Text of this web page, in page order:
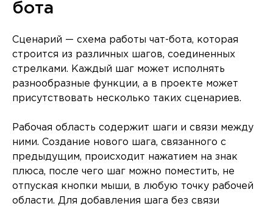
бота
Сценарий — схема работы чат-бота, которая
строится из различных шагов, соединенных
стрелками. Каждый шаг может исполнять
разнообразные функции, а в проекте может
присутствовать несколько таких сценариев.
Рабочая область содержит шаги и связи между
ними. Создание нового шага, связанного с
предыдущим, происходит нажатием на знак
плюса, после чего шаг можно поместить, не
отпуская кнопки мыши, в любую точку рабочей
области. Для добавления шага без связи